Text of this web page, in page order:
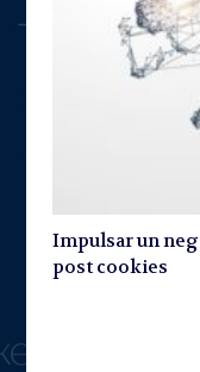
Impulsar un
post cookies